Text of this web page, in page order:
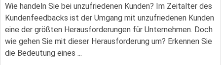
Wie handeln Sie bei unzufriedenen Kunden? Im Zeitalter des
Kundenfeedbacks ist der Umgang mit unzufriedenen Kunden
eine der größten Herausforderungen für Unternehmen. Doch
wie gehen Sie mit dieser Herausforderung um? Erkennen Sie
die Bedeutung eines ...